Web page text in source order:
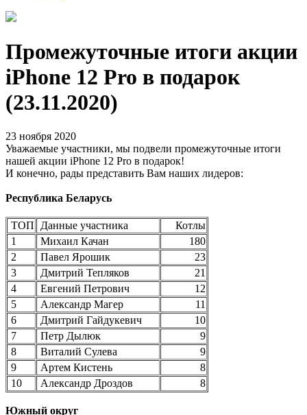
Промежуточные итоги акции
iPhone 12 Pro в подарок
(23.11.2020)
23 ноября 2020
Уважаемые участники, мы подвели промежуточные итоги
нашей акции iPhone 12 Pro в подарок!
И конечно, рады представить Вам наших лидеров:
Республика Беларусь
ТОП Данные участника
Котлы
1
Михаил Качан
180
2
Павел Ярошик
23
3
Дмитрий Тепляков
21
4
Евгений Петрович
12
5
Александр Магер
11
6
Дмитрий Гайдукевич
10
7
Петр Дылюк
9
8
Виталий Сулева
9
9
Артем Кистень
8
10
Александр Дроздов 8
Южный округ